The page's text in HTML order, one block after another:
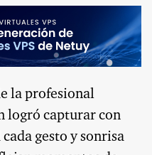
la profesional
logró capturar con
gesto y sonrisa